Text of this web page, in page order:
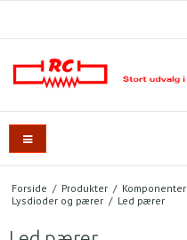
Forside / Produkter / Komponenter
Lysdioder og pærer / Led pærer